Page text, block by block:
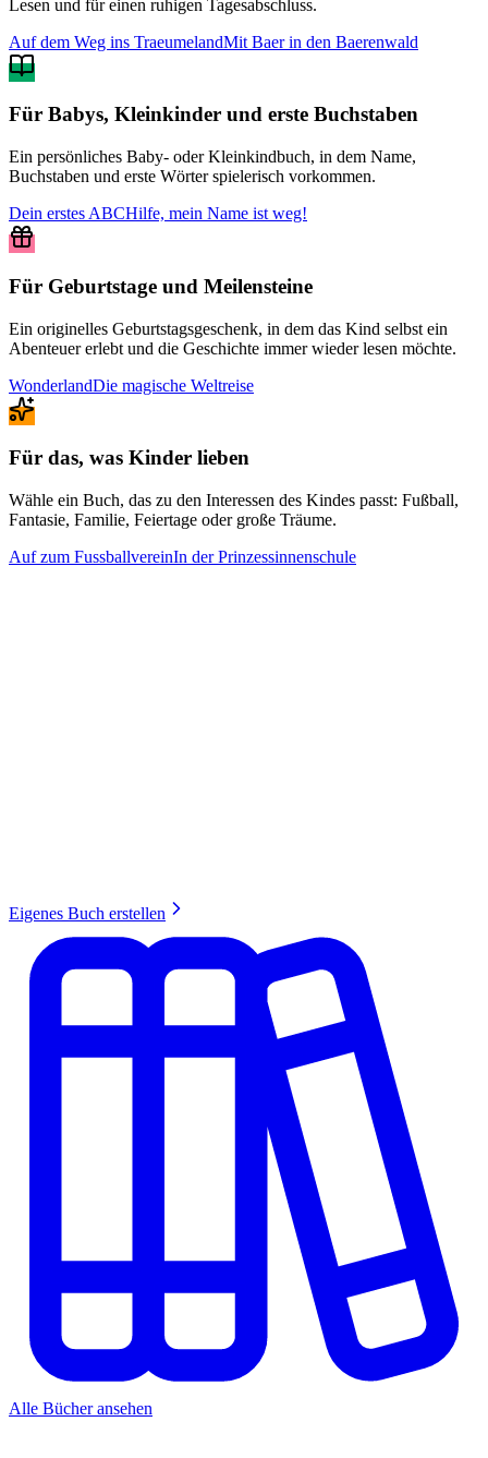
Lesen und für einen ruhigen Tagesabschluss.
Auf dem Weg ins TraeumelandMit Baer in den Baerenwald
Für Babys, Kleinkinder und erste Buchstaben
Ein persönliches Baby- oder Kleinkindbuch, in dem Name,
Buchstaben und erste Wörter spielerisch vorkommen.
Dein erstes ABCHilfe, mein Name ist weg!
Für Geburtstage und Meilensteine
Ein originelles Geburtstagsgeschenk, in dem das Kind selbst ein
Abenteuer erlebt und die Geschichte immer wieder lesen möchte.
WonderlandDie magische Weltreise
Für das, was Kinder lieben
Wähle ein Buch, das zu den Interessen des Kindes passt: Fußball,
Fantasie, Familie, Feiertage oder große Träume.
Auf zum FussballvereinIn der Prinzessinnenschule
Eigenes Buch erstellen
Alle Bücher ansehen